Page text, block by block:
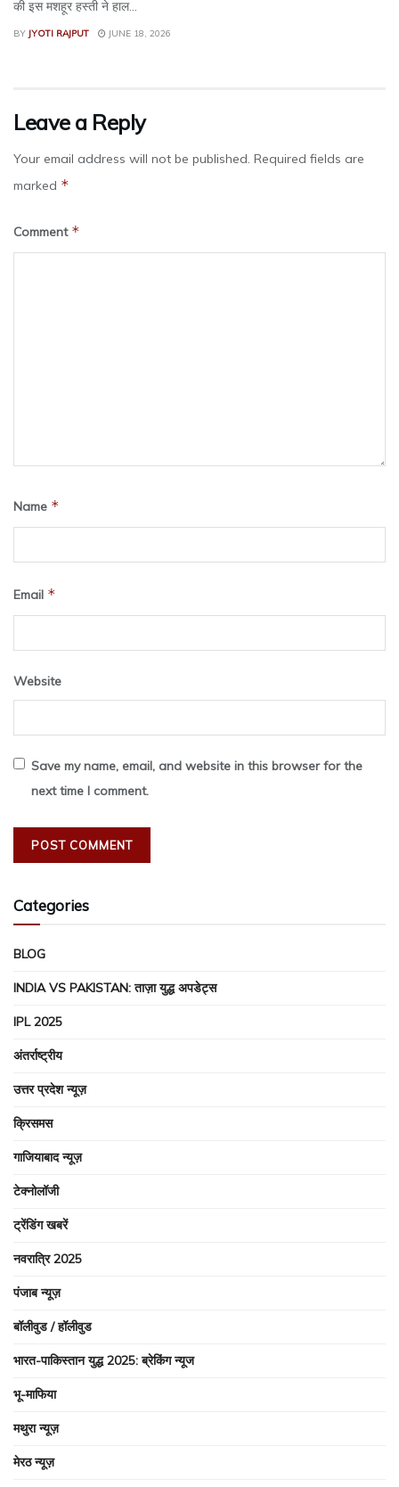
की इस मशहूर हस्ती ने हाल...
BY JYOTI RAJPUT JUNE 18, 2026
Leave a Reply
Your email address will not be published. Required fields are
marked *
Comment *
Name *
Email *
Website
Save my name, email, and website in this browser for the
next time I comment.
Categories
BLOG
INDIA VS PAKISTAN: ताज़ा युद्ध अपडेट्स
IPL 2025
अंतर्राष्ट्रीय
उत्तर प्रदेश न्यूज़
क्रिसमस
गाजियाबाद न्यूज़
टेक्नोलॉजी
ट्रेंडिंग खबरें
नवरात्रि 2025
पंजाब न्यूज़
बॉलीवुड / हॉलीवुड
भारत-पाकिस्तान युद्ध 2025: ब्रेकिंग न्यूज
भू-माफिया
मथुरा न्यूज़
मेरठ न्यूज़